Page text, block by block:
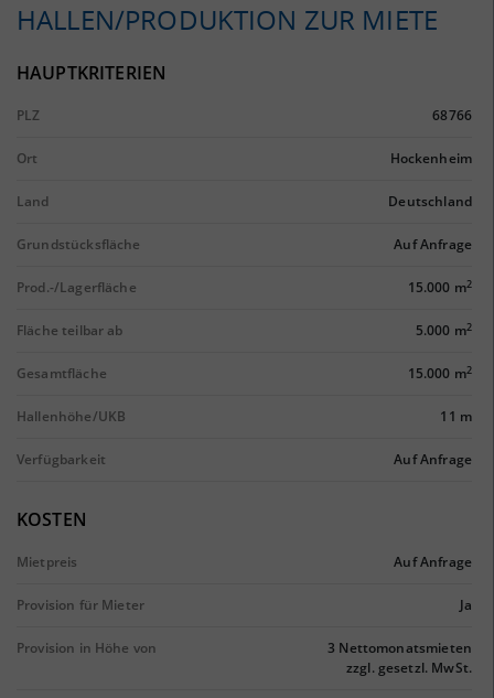
HALLEN/PRODUKTION ZUR MIETE
HAUPTKRITERIEN
PLZ 68766
Ort Hockenheim
Land Deutschland
Grundstücksfläche Auf Anfrage
Prod.-/Lagerfläche 15.000 m2
Fläche teilbar ab 5.000 m2
Gesamtfläche 15.000 m2
Hallenhöhe/UKB 11 m
Verfügbarkeit Auf Anfrage
KOSTEN
Mietpreis Auf Anfrage
Provision für Mieter Ja
Provision in Höhe von
3 Nettomonatsmieten
zzgl. gesetzl. MwSt.